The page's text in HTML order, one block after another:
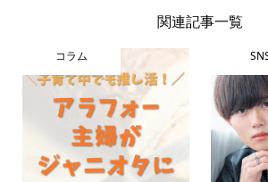
関連記事一覧
コラム